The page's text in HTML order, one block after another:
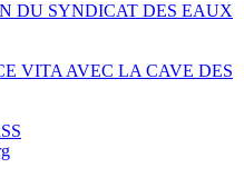
DU SYNDICAT DES EAUX
VITA AVEC LA CAVE DES